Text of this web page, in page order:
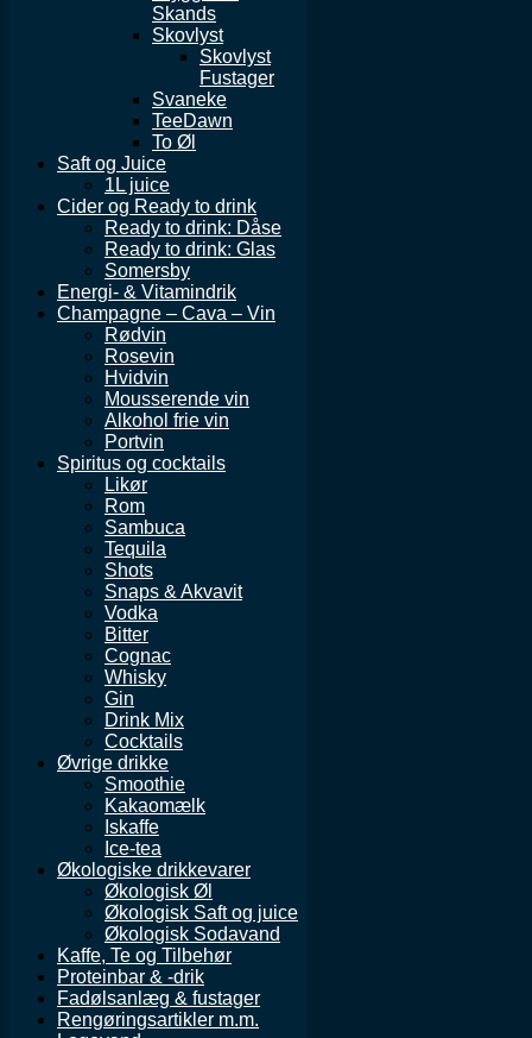
Skands
Skovlyst
Skovlyst
Fustager
Svaneke
TeeDawn
To Øl
Saft og Juice
1L juice
Cider og Ready to drink
Ready to drink: Dåse
Ready to drink: Glas
Somersby
Energi- & Vitamindrik
Champagne – Cava – Vin
Rødvin
Rosevin
Hvidvin
Mousserende vin
Alkohol frie vin
Portvin
Spiritus og cocktails
Likør
Rom
Sambuca
Tequila
Shots
Snaps & Akvavit
Vodka
Bitter
Cognac
Whisky
Gin
Drink Mix
Cocktails
Øvrige drikke
Smoothie
Kakaomælk
Iskaffe
Ice-tea
Økologiske drikkevarer
Økologisk Øl
Økologisk Saft og juice
Økologisk Sodavand
Kaffe, Te og Tilbehør
Proteinbar & -drik
Fadølsanlæg & fustager
Rengøringsartikler m.m.